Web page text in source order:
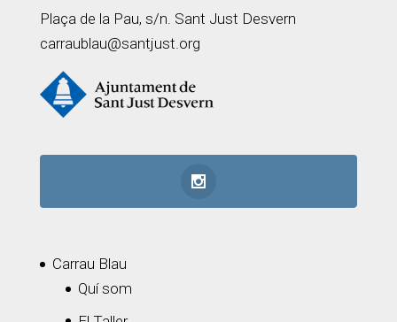
Plaça de la Pau, s/n. Sant Just Desvern
carraublau@santjust.org
Carrau Blau
Quí som